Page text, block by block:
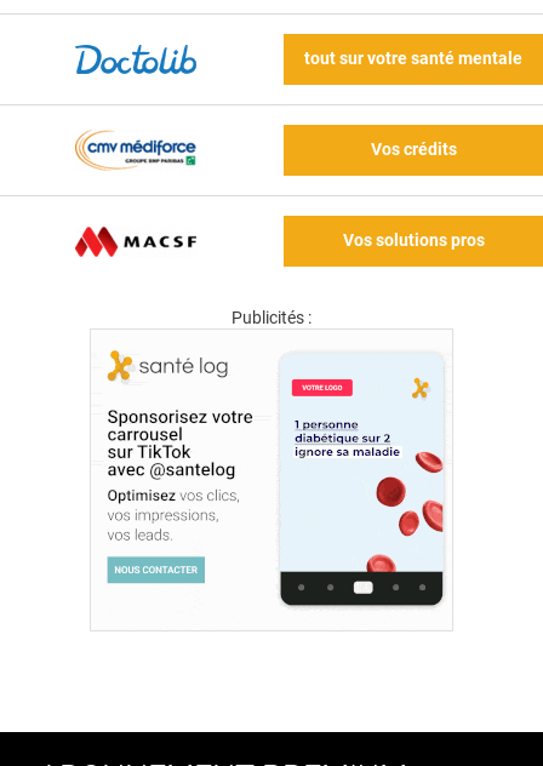
tout sur votre santé mentale
Vos crédits
Vos solutions pros
Publicités :